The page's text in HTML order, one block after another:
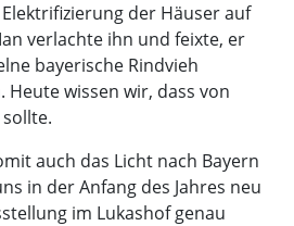
der Häuser auf
verlachte ihn und feixte, er
bayerische Rindvieh
wissen wir, dass von
auch das Licht nach Bayern
in der Anfang des Jahres neu
im Lukashof genau